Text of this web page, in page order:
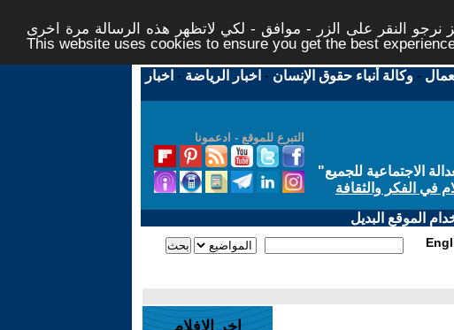
النقر على الزر - موافق - لكي لاتظهر هذه الرسالة مرة اخرى -
This website uses cookies to ensure you get the best
-وكالة أنباء حقوق الإنسان - اخبار الرياضة - اخبار
التبرع للموقع - ادعمونا
الاجتماعية للجميع"
في الفكر والثقافة
الموقع البديل
اخر الافلام